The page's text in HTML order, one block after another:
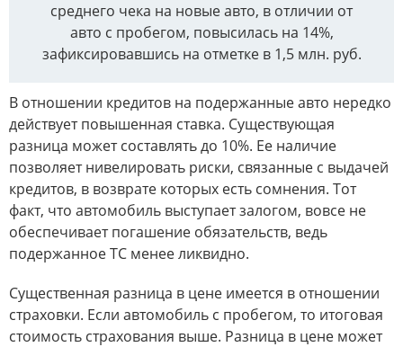
среднего чека на новые авто, в отличии от
авто с пробегом, повысилась на 14%,
зафиксировавшись на отметке в 1,5 млн. руб.
В отношении кредитов на подержанные авто нередко
действует повышенная ставка. Существующая
разница может составлять до 10%. Ее наличие
позволяет нивелировать риски, связанные с выдачей
кредитов, в возврате которых есть сомнения. Тот
факт, что автомобиль выступает залогом, вовсе не
обеспечивает погашение обязательств, ведь
подержанное ТС менее ликвидно.
Существенная разница в цене имеется в отношении
страховки. Если автомобиль с пробегом, то итоговая
стоимость страхования выше. Разница в цене может